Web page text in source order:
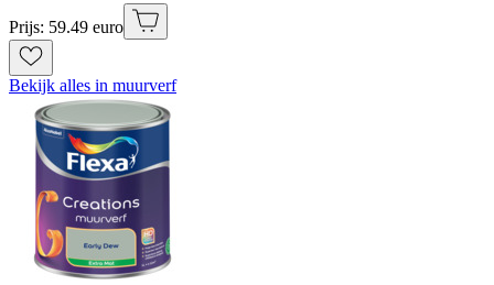
Prijs: 59.49 euro
Bekijk alles in muurverf